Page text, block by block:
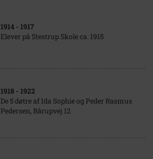
1914 - 1917
Elever på Stestrup Skole ca. 1915
1918 - 1922
De 5 døtre af Ida Sophie og Peder Rasmus
Pedersen, Bårupvej 12